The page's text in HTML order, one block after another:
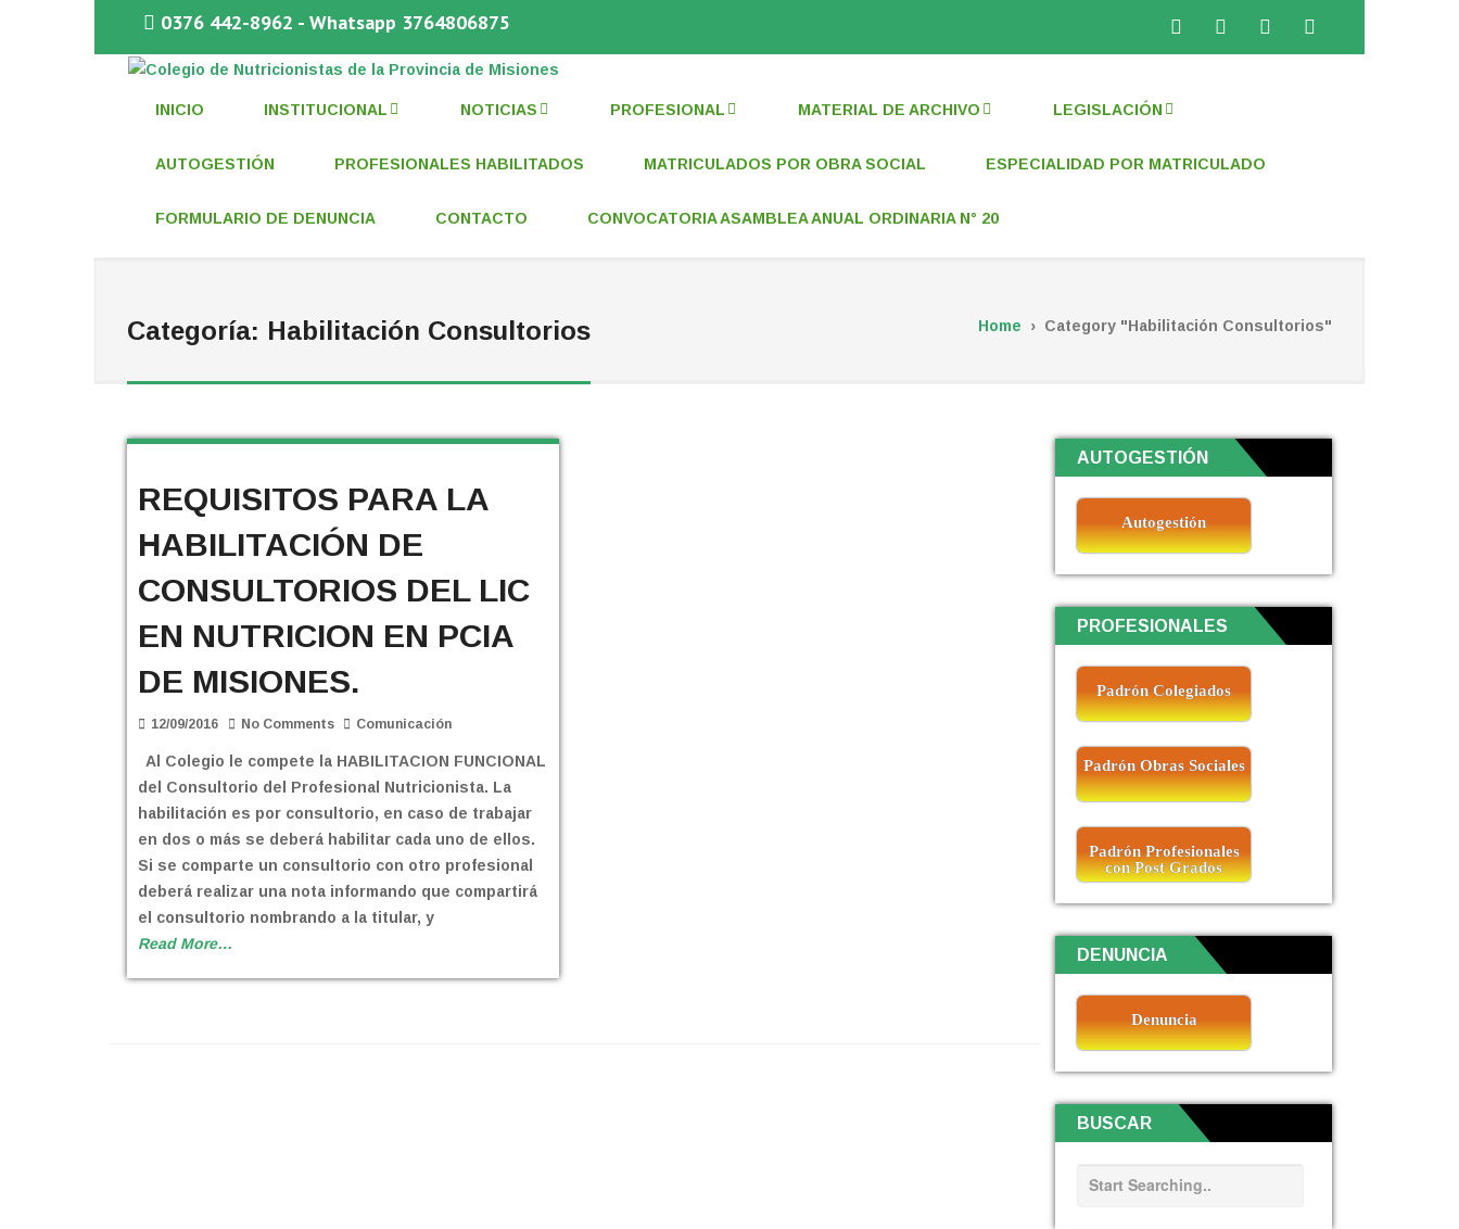
0376 442-8962 - Whatsapp 3764806875 FacebookTwitterInstagramWhatsApp
COLEGIO DE NUTRICIONISTAS DE LA PROVINCIA DE MISIONES
INICIO INSTITUCIONAL NOTICIAS PROFESIONAL MATERIAL DE ARCHIVO LEGISLACIÓN
AUTOGESTIÓN PROFESIONALES HABILITADOS MATRICULADOS POR OBRA SOCIAL ESPECIALIDAD POR MATRICULADO
FORMULARIO DE DENUNCIA CONTACTO CONVOCATORIA ASAMBLEA ANUAL ORDINARIA N° 20
Categoría: Habilitación Consultorios Home › Category "Habilitación Consultorios"
REQUISITOS PARA LA
HABILITACIÓN DE
CONSULTORIOS DEL LIC
EN NUTRICION EN PCIA
DE MISIONES.
12/09/2016 No Comments Comunicación
Al Colegio le compete la HABILITACION FUNCIONAL
del Consultorio del Profesional Nutricionista. La
habilitación es por consultorio, en caso de trabajar
en dos o más se deberá habilitar cada uno de ellos.
Si se comparte un consultorio con otro profesional
deberá realizar una nota informando que compartirá
el consultorio nombrando a la titular, y
Read More…
AUTOGESTIÓN
Autogestión
PROFESIONALES
Padrón Colegiados
Padrón Obras Sociales
Padrón Profesionales
con Post Grados
DENUNCIA
Denuncia
BUSCAR